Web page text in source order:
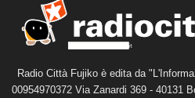
Radio Città Fujiko è edita da
00954970372 Via Zanardi 369 - 40131